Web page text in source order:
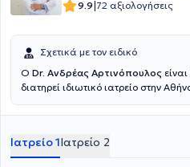
9.9|72 αξιολογήσεις
Σχετικά με τον ειδικό
Ο Dr. Ανδρέας Αρτινόπουλος είναι
διατηρεί ιδιωτικό ιατρείο στην
στην 4η Ορθοπαιδική Κλινική του
εμπειρία σε ολόκληρο το φάσμα της
τραυματολογίας ενηλίκων και
Ιατρείο 1Ιατρείο 2